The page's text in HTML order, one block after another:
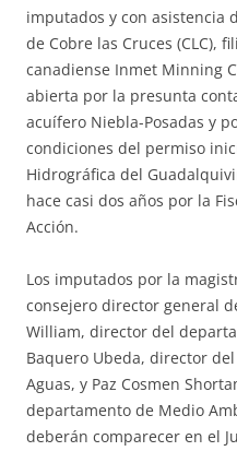
imputados y con asistencia
de Cobre las Cruces (CLC),
canadiense Inmet Minning
abierta por la presunta
acuífero Niebla-Posadas y
condiciones del permiso
Hidrográfica del
hace casi dos años por la
Acción.
Los imputados por la
consejero director general
William, director del
Baquero Ubeda, director
Aguas, y Paz Cosmen
departamento de Medio
deberán comparecer en el